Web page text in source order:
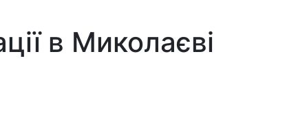
в Миколаєві